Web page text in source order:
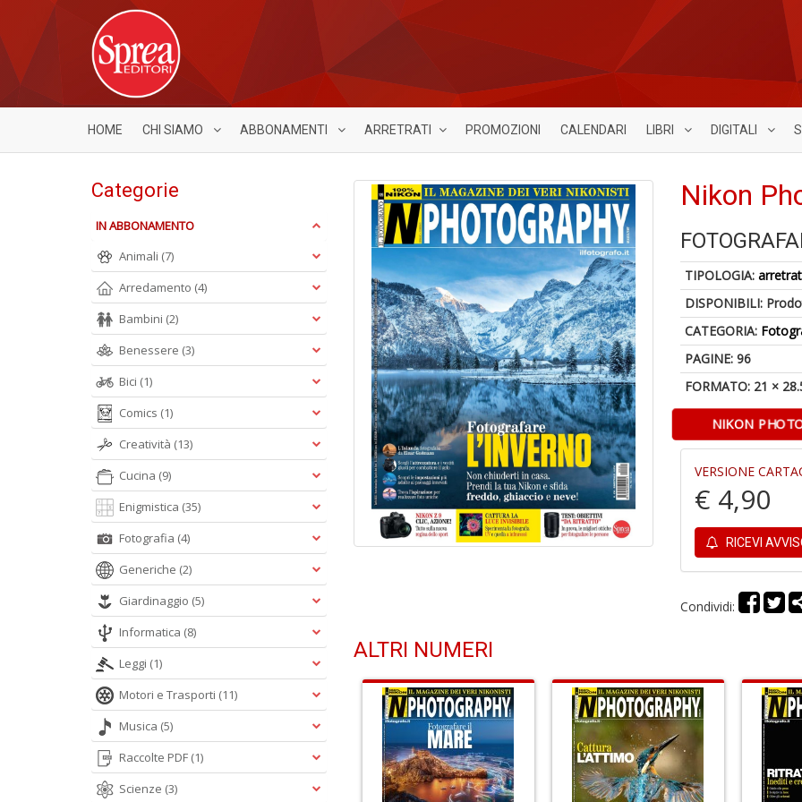
HOME CHI SIAMO ABBONAMENTI ARRETRATI PROMOZIONI CALENDARI LIBRI DIGITALI
Nikon
TIPOLOGIA:
DISPONIBILI:
CATEGORIA:
PAGINE: 96
FORMATO: 21 ×
NIKON
VERSIONE
€ 4,90
RICEVI
Condividi:
ALTRI NUMERI
Categorie
IN ABBONAMENTO
Animali (7)
Arredamento (4)
Bambini (2)
Benessere (3)
Bici (1)
Comics (1)
Creatività (13)
Cucina (9)
Enigmistica (35)
Fotografia (4)
Generiche (2)
Giardinaggio (5)
Informatica (8)
Leggi (1)
Motori e Trasporti (11)
Musica (5)
Raccolte PDF (1)
Scienze (3)